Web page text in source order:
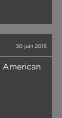
30 juin 2015
American